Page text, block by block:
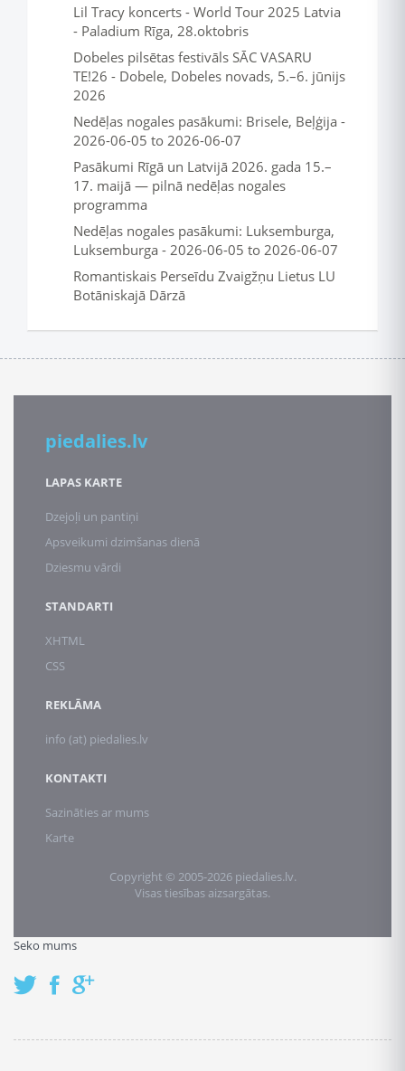
Lil Tracy koncerts - World Tour 2025 Latvia
- Paladium Rīga, 28.oktobris
Dobeles pilsētas festivāls SĀC VASARU
TE!26 - Dobele, Dobeles novads, 5.–6. jūnijs
2026
Nedēļas nogales pasākumi: Brisele, Beļģija -
2026-06-05 to 2026-06-07
Pasākumi Rīgā un Latvijā 2026. gada 15.–
17. maijā — pilnā nedēļas nogales
programma
Nedēļas nogales pasākumi: Luksemburga,
Luksemburga - 2026-06-05 to 2026-06-07
Romantiskais Perseīdu Zvaigžņu Lietus LU
Botāniskajā Dārzā
piedalies.lv
LAPAS KARTE
Dzejoļi un pantiņi
Apsveikumi dzimšanas dienā
Dziesmu vārdi
STANDARTI
XHTML
CSS
REKLĀMA
info (at) piedalies.lv
KONTAKTI
Sazināties ar mums
Karte
Copyright © 2005-2026 piedalies.lv.
Visas tiesības aizsargātas.
Seko mums